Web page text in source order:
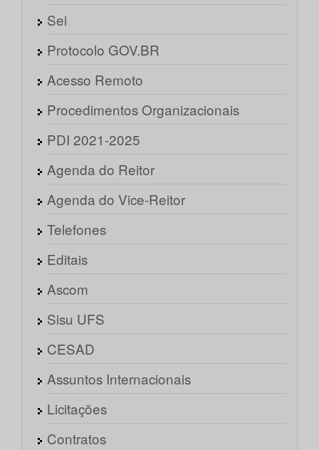
Sei
Protocolo GOV.BR
Acesso Remoto
Procedimentos Organizacionais
PDI 2021-2025
Agenda do Reitor
Agenda do Vice-Reitor
Telefones
Editais
Ascom
Sisu UFS
CESAD
Assuntos Internacionais
Licitações
Contratos